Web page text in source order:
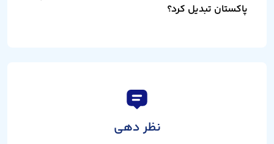
پاکستان تبدیل کرد؟
نظر دهی